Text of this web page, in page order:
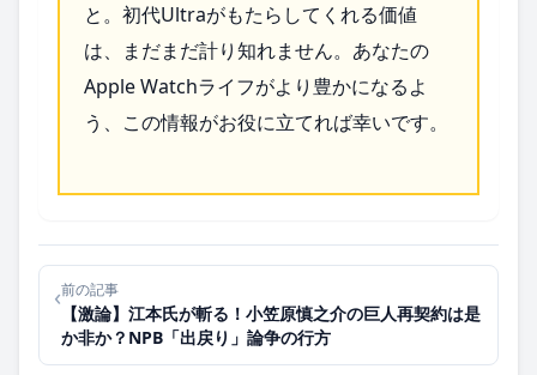
と。初代Ultraがもたらしてくれる価値
は、まだまだ計り知れません。あなたの
Apple Watchライフがより豊かになるよ
う、この情報がお役に立てれば幸いです。
‹前の記事
【激論】江本氏が斬る！小笠原慎之介の巨人再契約は是
か非か？NPB「出戻り」論争の行方